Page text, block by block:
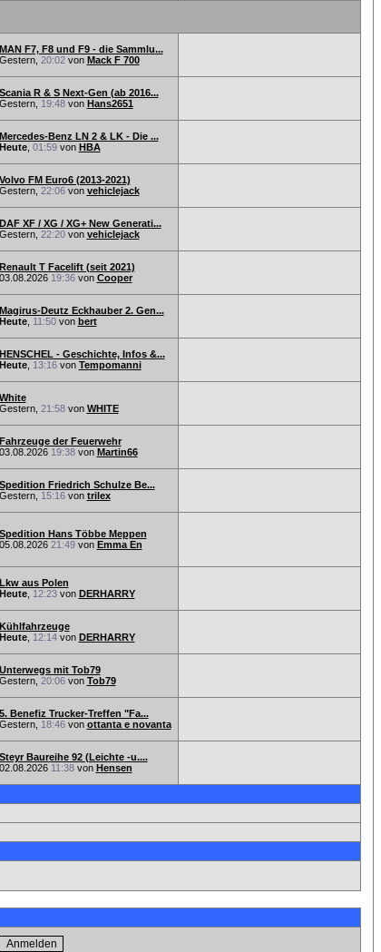
MAN F7, F8 und F9 - die Sammlu...
Gestern, 20:02von Mack F 700
Scania R & S Next-Gen (ab 2016...
Gestern, 19:48von Hans2651
Mercedes-Benz LN 2 & LK - Die ...
Heute, 01:59von HBA
Volvo FM Euro6 (2013-2021)
Gestern, 22:06von vehiclejack
DAF XF / XG / XG+ New Generati...
Gestern, 22:20von vehiclejack
Renault T Facelift (seit 2021)
03.08.2026 19:36von Cooper
Magirus-Deutz Eckhauber 2. Gen...
Heute, 11:50von bert
HENSCHEL - Geschichte, Infos &...
Heute, 13:16von Tempomanni
White
Gestern, 21:58von WHITE
Fahrzeuge der Feuerwehr
03.08.2026 19:38von Martin66
Spedition Friedrich Schulze Be...
Gestern, 15:16von trilex
Spedition Hans Többe Meppen
05.08.2026 21:49von Emma En
Lkw aus Polen
Heute, 12:23von DERHARRY
Kühlfahrzeuge
Heute, 12:14von DERHARRY
Unterwegs mit Tob79
Gestern, 20:06von Tob79
5. Benefiz Trucker-Treffen "Fa...
Gestern, 18:46von ottanta e novanta
Steyr Baureihe 92 (Leichte -u....
02.08.2026 11:38von Hensen